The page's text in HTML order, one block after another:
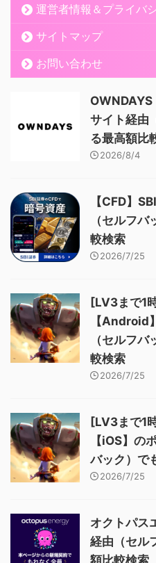
運営者情報＆プライバ
サイトマップ
お問い合わせ
OWNDAYS
サイト経由
る最高額比
2026/8/4
【CFD】
（セルフ
較検索
2026/7/25
[LV3まで1
【Android
（セルフ
較検索
2026/7/25
[LV3まで1
【iOS】の
バック）で
2026/7/25
オクトパス
経由（セル
額比較検索